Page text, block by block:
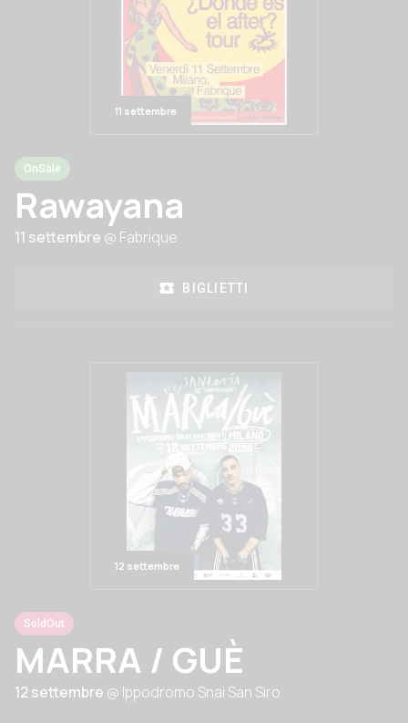
11 settembre
OnSale
Rawayana
11 settembre @ Fabrique
BIGLIETTI
12 settembre
SoldOut
MARRA / GUÈ
12 settembre @ Ippodromo Snai San Siro